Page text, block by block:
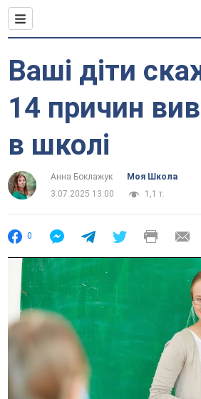
Ваші діти
14 причин
в школі
Анна Боклажук
Моя Школа
3.07.2025 13:00
1,1 т.
0